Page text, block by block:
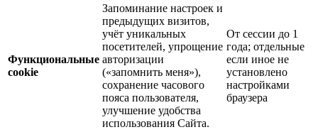
Функциональные
cookie
Запоминание настроек и
предыдущих визитов,
учёт уникальных
посетителей, упрощение
авторизации
(«запомнить меня»),
сохранение часового
пояса пользователя,
улучшение удобства
использования Сайта.
От сессии до 1
года; отдельные
если иное не
установлено
настройками
браузера